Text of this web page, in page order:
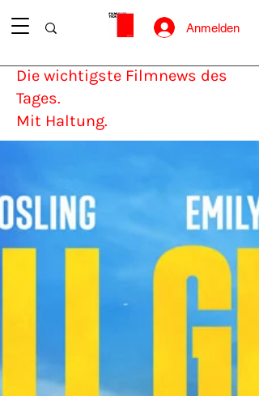
Anmelden
Die wichtigste Filmnews des
Tages.
Mit Haltung.